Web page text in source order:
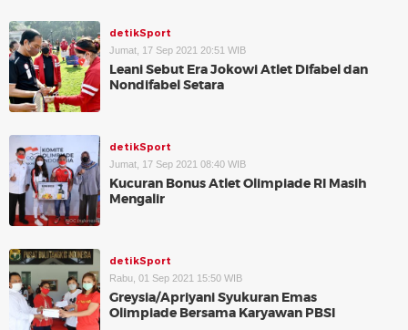
detikSport
Jumat, 17 Sep 2021 20:51 WIB
Leani Sebut Era Jokowi Atlet Difabel dan
Nondifabel Setara
detikSport
Jumat, 17 Sep 2021 08:40 WIB
Kucuran Bonus Atlet Olimpiade RI Masih
Mengalir
detikSport
Rabu, 01 Sep 2021 15:50 WIB
Greysia/Apriyani Syukuran Emas
Olimpiade Bersama Karyawan PBSI